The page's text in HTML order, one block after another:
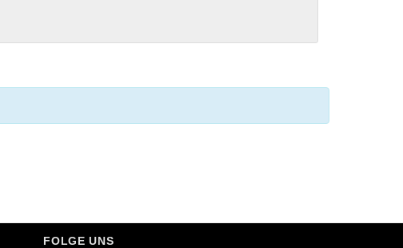
FOLGE UNS